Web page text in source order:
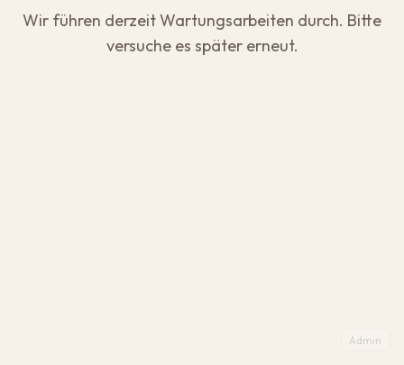
Wir führen derzeit Wartungsarbeiten durch. Bitte
versuche es später erneut.
Admin